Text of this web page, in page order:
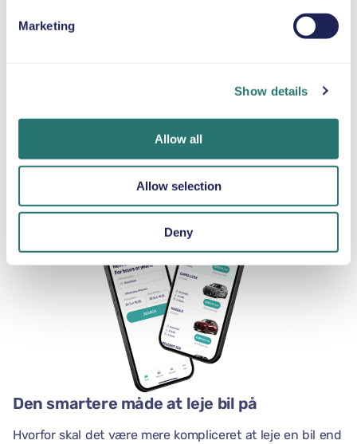
Marketing
Show details
Allow all
Allow selection
Deny
minutter på
appen.
billeje direkte fra
din telefon med
vores app.
Upload dine
dokumenter
Den smartere måde at leje bil på
Hvorfor skal det være mere kompliceret at leje en bil end